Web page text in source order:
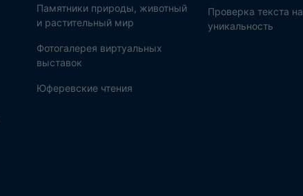
Памятники природы, животный
и растительный мир
Фотогалерея виртуальных
выставок
Юферевские чтения
Проверка текста на
уникальность